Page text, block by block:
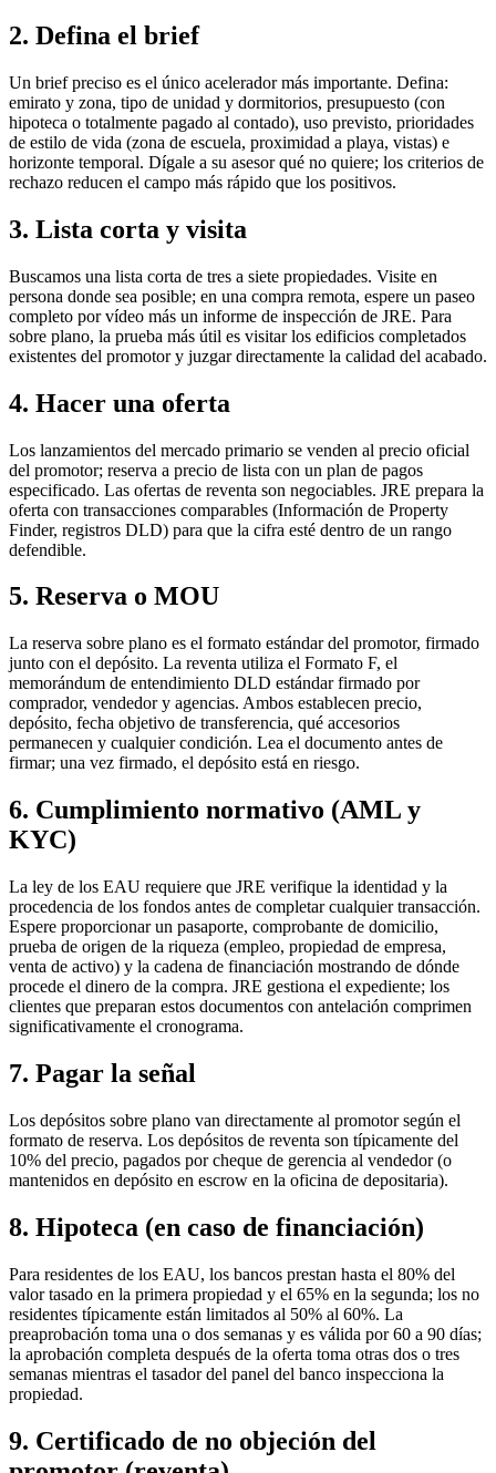
2. Defina el brief
Un brief preciso es el único acelerador más importante. Defina:
emirato y zona, tipo de unidad y dormitorios, presupuesto (con
hipoteca o totalmente pagado al contado), uso previsto, prioridades
de estilo de vida (zona de escuela, proximidad a playa, vistas) e
horizonte temporal. Dígale a su asesor qué no quiere; los criterios de
rechazo reducen el campo más rápido que los positivos.
3. Lista corta y visita
Buscamos una lista corta de tres a siete propiedades. Visite en
persona donde sea posible; en una compra remota, espere un paseo
completo por vídeo más un informe de inspección de JRE. Para
sobre plano, la prueba más útil es visitar los edificios completados
existentes del promotor y juzgar directamente la calidad del acabado.
4. Hacer una oferta
Los lanzamientos del mercado primario se venden al precio oficial
del promotor; reserva a precio de lista con un plan de pagos
especificado. Las ofertas de reventa son negociables. JRE prepara la
oferta con transacciones comparables (Información de Property
Finder, registros DLD) para que la cifra esté dentro de un rango
defendible.
5. Reserva o MOU
La reserva sobre plano es el formato estándar del promotor, firmado
junto con el depósito. La reventa utiliza el Formato F, el
memorándum de entendimiento DLD estándar firmado por
comprador, vendedor y agencias. Ambos establecen precio,
depósito, fecha objetivo de transferencia, qué accesorios
permanecen y cualquier condición. Lea el documento antes de
firmar; una vez firmado, el depósito está en riesgo.
6. Cumplimiento normativo (AML y
KYC)
La ley de los EAU requiere que JRE verifique la identidad y la
procedencia de los fondos antes de completar cualquier transacción.
Espere proporcionar un pasaporte, comprobante de domicilio,
prueba de origen de la riqueza (empleo, propiedad de empresa,
venta de activo) y la cadena de financiación mostrando de dónde
procede el dinero de la compra. JRE gestiona el expediente; los
clientes que preparan estos documentos con antelación comprimen
significativamente el cronograma.
7. Pagar la señal
Los depósitos sobre plano van directamente al promotor según el
formato de reserva. Los depósitos de reventa son típicamente del
10% del precio, pagados por cheque de gerencia al vendedor (o
mantenidos en depósito en escrow en la oficina de depositaria).
8. Hipoteca (en caso de financiación)
Para residentes de los EAU, los bancos prestan hasta el 80% del
valor tasado en la primera propiedad y el 65% en la segunda; los no
residentes típicamente están limitados al 50% al 60%. La
preaprobación toma una o dos semanas y es válida por 60 a 90 días;
la aprobación completa después de la oferta toma otras dos o tres
semanas mientras el tasador del panel del banco inspecciona la
propiedad.
9. Certificado de no objeción del